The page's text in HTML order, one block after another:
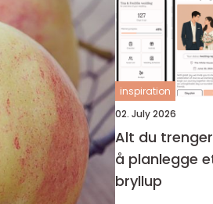
inspiration
02. July 2026
Alt du
å planlegge
bryllup